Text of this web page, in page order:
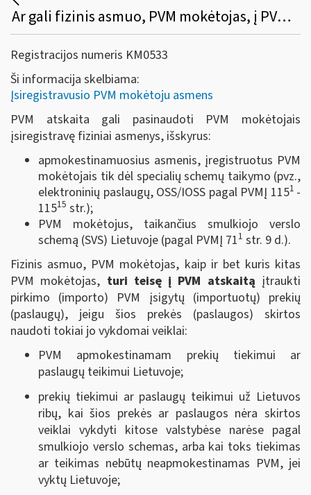
Ar gali fizinis asmuo, PVM mokėtojas, į PVM atskaitą įtraukti įsigytų prekių (paslaugų), skirtų PVM apmokestinamai veiklai vykdyti, pirkimo (importo) PVM?
Registracijos numeris KM0533
Ši informacija skelbiama:
Įsiregistravusio PVM mokėtoju asmens
PVM atskaita gali pasinaudoti PVM mokėtojais
įsiregistravę fiziniai asmenys, išskyrus:
apmokestinamuosius asmenis, įregistruotus PVM
mokėtojais tik dėl specialių schemų taikymo (pvz.,
elektroninių paslaugų, OSS/IOSS pagal PVMĮ 1151 -
11515 str.);
PVM mokėtojus, taikančius smulkiojo verslo
schemą (SVS) Lietuvoje (pagal PVMĮ 711 str. 9 d.).
Fizinis asmuo, PVM mokėtojas, kaip ir bet kuris kitas
PVM mokėtojas, turi teisę į PVM atskaitą įtraukti
pirkimo (importo) PVM įsigytų (importuotų) prekių
(paslaugų), jeigu šios prekės (paslaugos) skirtos
naudoti tokiai jo vykdomai veiklai:
PVM apmokestinamam prekių tiekimui ar
paslaugų teikimui Lietuvoje;
prekių tiekimui ar paslaugų teikimui už Lietuvos
ribų, kai šios prekės ar paslaugos nėra skirtos
veiklai vykdyti kitose valstybėse narėse pagal
smulkiojo verslo schemas, arba kai toks tiekimas
ar teikimas nebūtų neapmokestinamas PVM, jei
vyktų Lietuvoje;